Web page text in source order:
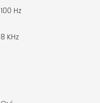
100 Hz
8 KHz